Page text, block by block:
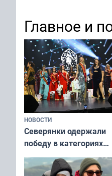
Главное и
НОВОСТИ
Северянки одержали
победу в категориях
всероссийского
«Мисс и Миссис